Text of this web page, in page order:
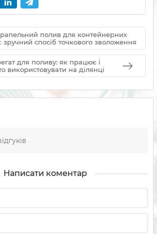
полив для контейнерних
зручний спосіб точкового зволоження
для поливу: як працює і
використовувати на ділянці
Написати коментар